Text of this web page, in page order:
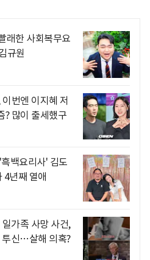
래한 사회복무요
규원
번엔 이지혜 저
? 많이 출세했구
백요리사' 김도
4년째 열애
가족 사망 사건,
투신…살해 의혹?